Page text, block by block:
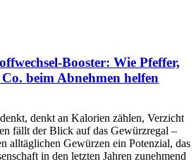
Booster: Wie Pfeffer,
beim Abnehmen helfen
denkt an Kalorien zählen, Verzicht
fällt der Blick auf das Gewürzregal –
alltäglichen Gewürzen ein Potenzial, das
in den letzten Jahren zunehmend